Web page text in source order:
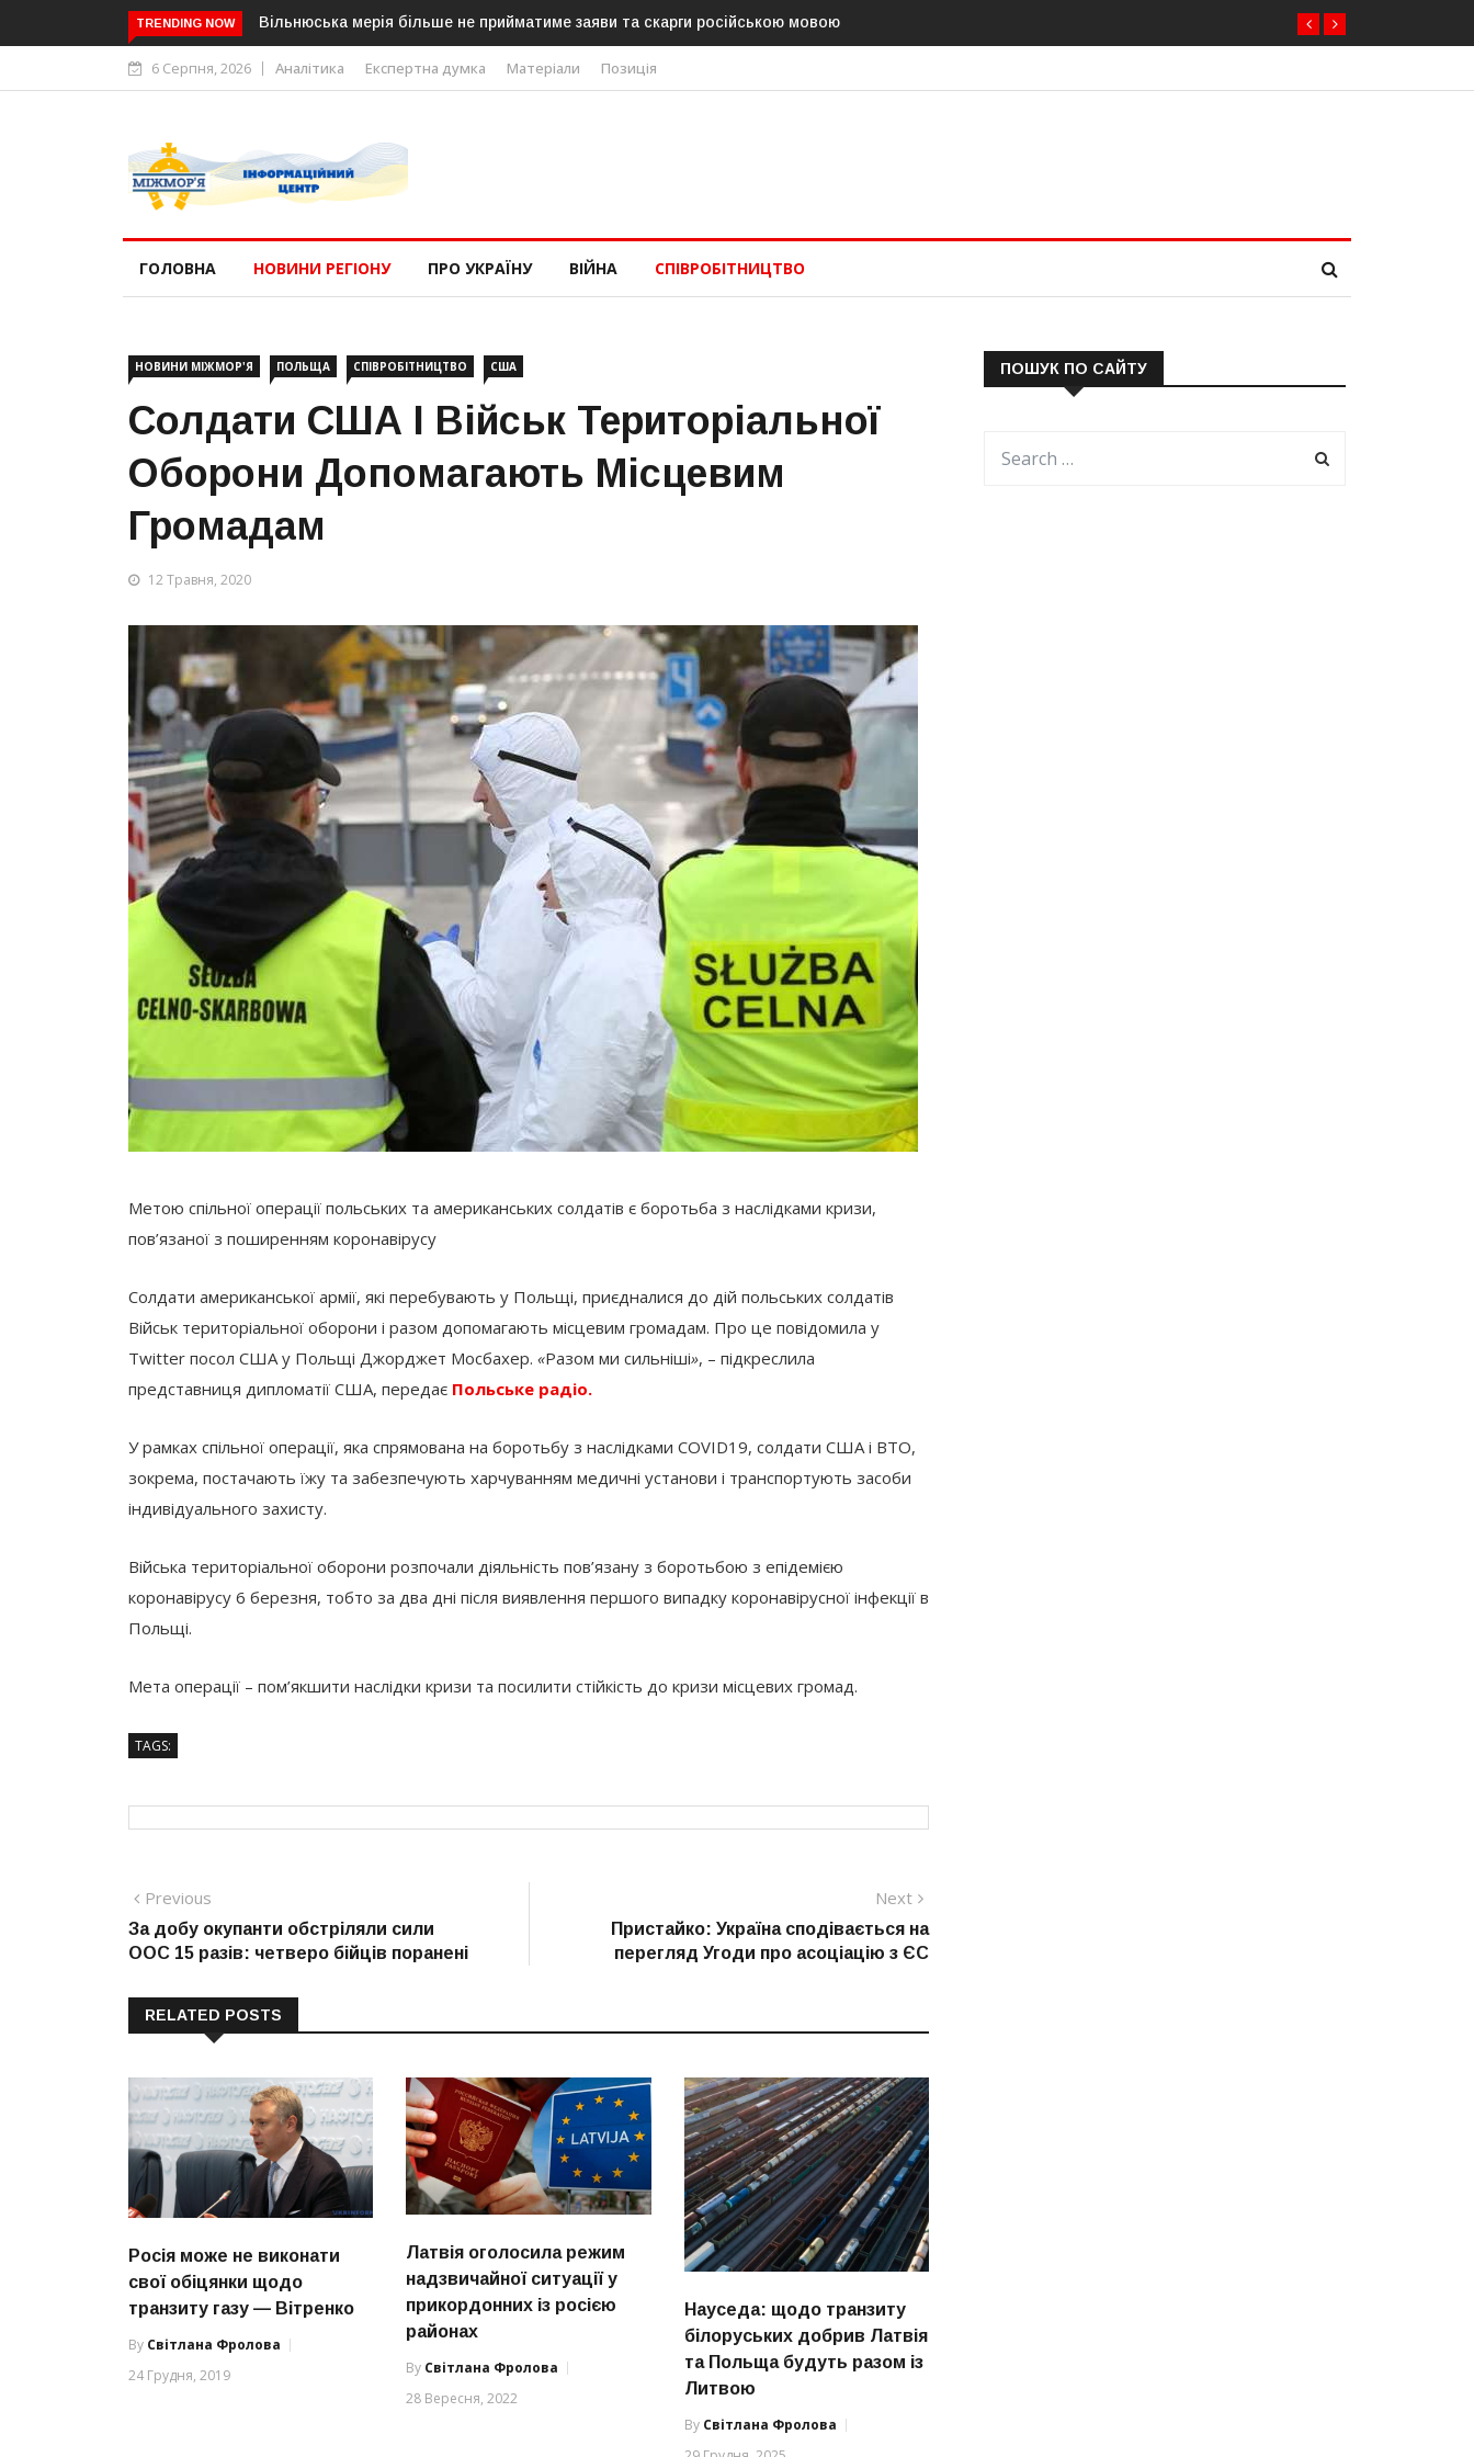
TRENDING NOW Вільнюська мерія більше не прийматиме заяви та скарги російською мовоюВ Угорщині можуть обрати нового президента вже 11 серпня — фракція
«Тиси»
6 Серпня, 2026 Аналітика Експертна думка Матеріали Позиція
ГОЛОВНА НОВИНИ РЕГІОНУ ПРО УКРАЇНУ ВІЙНА СПІВРОБІТНИЦТВО
НОВИНИ МІЖМОР'Я ПОЛЬЩА СПІВРОБІТНИЦТВО США
Солдати США І Військ Територіальної
Оборони Допомагають Місцевим
Громадам
12 Травня, 2020
Метою спільної операції польських та американських солдатів є боротьба з наслідками кризи,
пов’язаної з поширенням коронавірусу
Солдати американської армії, які перебувають у Польщі, приєдналися до дій польських солдатів
Військ територіальної оборони і разом допомагають місцевим громадам. Про це повідомила у
Twitter посол США у Польщі Джорджет Мосбахер. «Разом ми сильніші», – підкреслила
представниця дипломатії США, передає Польське радіо.
У рамках спільної операції, яка спрямована на боротьбу з наслідками COVID19, солдати США і ВТО,
зокрема, постачають їжу та забезпечують харчуванням медичні установи і транспортують засоби
індивідуального захисту.
Війська територіальної оборони розпочали діяльність пов’язану з боротьбою з епідемією
коронавірусу 6 березня, тобто за два дні після виявлення першого випадку коронавірусної інфекції в
Польщі.
Мета операції – пом’якшити наслідки кризи та посилити стійкість до кризи місцевих громад.
TAGS:
Навігація
записів
Previous
post:
За добу окупанти обстріляли сили
ООС 15 разів: четверо бійців поранені
Next
post:
Пристайко: Україна сподівається на
перегляд Угоди про асоціацію з ЄС
RELATED POSTS
Росія може не виконати
свої обіцянки щодо
транзиту газу — Вітренко
By Світлана Фролова
24 Грудня, 2019
Латвія оголосила режим
надзвичайної ситуації у
прикордонних із росією
районах
By Світлана Фролова
28 Вересня, 2022
Науседа: щодо транзиту
білоруських добрив Латвія
та Польща будуть разом із
Литвою
By Світлана Фролова
ПОШУК ПО САЙТУ